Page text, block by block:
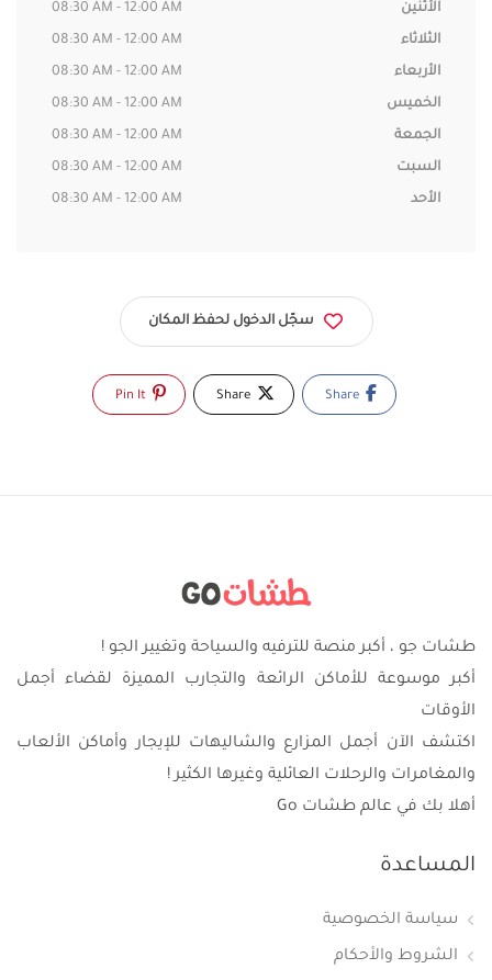
الأثنين 08:30 AM - 12:00 AM
الثلاثاء 08:30 AM - 12:00 AM
الأربعاء 08:30 AM - 12:00 AM
الخميس 08:30 AM - 12:00 AM
الجمعة 08:30 AM - 12:00 AM
السبت 08:30 AM - 12:00 AM
الأحد 08:30 AM - 12:00 AM
سجّل الدخول لحفظ المكان
طشات جو ، أكبر منصة للترفيه والسياحة وتغيير الجو !
أكبر موسوعة للأماكن الرائعة والتجارب المميزة لقضاء أجمل
الأوقات
اكتشف الآن أجمل المزارع والشاليهات للإيجار وأماكن الألعاب
والمغامرات والرحلات العائلية وغيرها الكثير !
أهلا بك في عالم طشات Go
المساعدة
سياسة الخصوصية
الشروط والأحكام